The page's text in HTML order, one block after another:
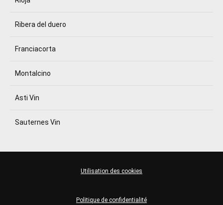
Ribera del duero
Franciacorta
Montalcino
Asti Vin
Sauternes Vin
Politique de confidentialité
Utilisation des cookies